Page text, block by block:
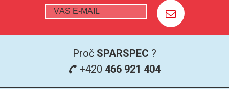
Proč SPARSPEC ?
+420 466 921 404